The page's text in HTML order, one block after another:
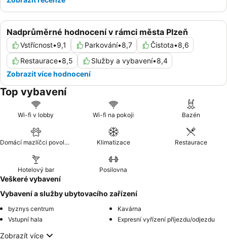
Nadprůměrné hodnocení v rámci města Plzeň
Vstřícnost•9,1 Parkování•8,7 Čistota•8,6
Restaurace•8,5 Služby a vybavení•8,4
Zobrazit více hodnocení
Top vybavení
Wi-fi v lobby Wi-fi na pokoji Bazén
Domácí mazlíčci povoleni Klimatizace Restaurace
Hotelový bar Posilovna
Veškeré vybavení
Vybavení a služby ubytovacího zařízení
byznys centrum
Kavárna
Vstupní hala
Expresní vyřízení příjezdu/odjezdu
Zobrazít více